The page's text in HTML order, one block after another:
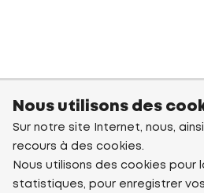
Nous utilisons des
Sur notre site Internet, nous,
recours à des cookies.
Nous utilisons des cookies pour
statistiques, pour enregistrer